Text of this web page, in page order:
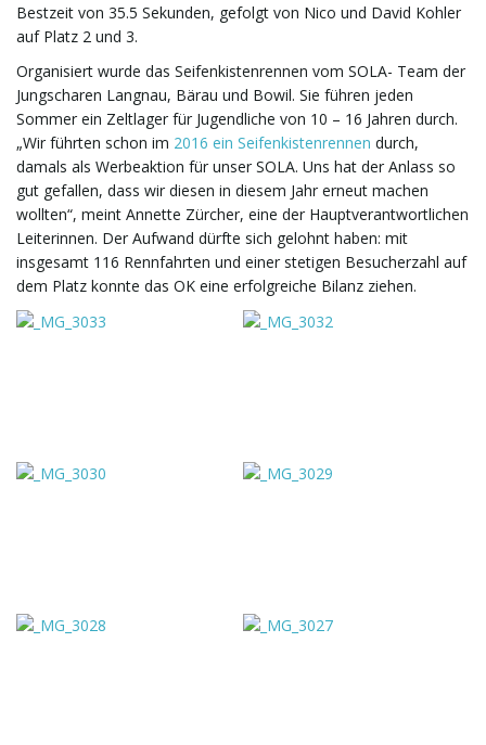
a
t
Bestzeit von 35.5 Sekunden, gefolgt von Nico und David Kohler
auf Platz 2 und 3.
Organisiert wurde das Seifenkistenrennen vom SOLA- Team der
Jungscharen Langnau, Bärau und Bowil. Sie führen jeden
Sommer ein Zeltlager für Jugendliche von 10 – 16 Jahren durch.
„Wir führten schon im 2016 ein Seifenkistenrennen durch,
damals als Werbeaktion für unser SOLA. Uns hat der Anlass so
gut gefallen, dass wir diesen in diesem Jahr erneut machen
wollten“, meint Annette Zürcher, eine der Hauptverantwortlichen
Leiterinnen. Der Aufwand dürfte sich gelohnt haben: mit
insgesamt 116 Rennfahrten und einer stetigen Besucherzahl auf
dem Platz konnte das OK eine erfolgreiche Bilanz ziehen.